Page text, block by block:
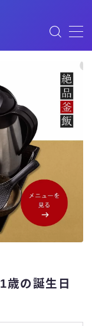
歳の誕生日